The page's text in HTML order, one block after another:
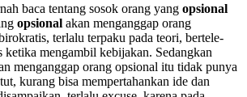
baca tentang sosok orang yang opsional
opsional akan menganggap orang
terlalu terpaku pada teori, bertele-
ketika mengambil kebijakan. Sedangkan
menganggap orang opsional itu tidak punya
kurang bisa mempertahankan ide dan